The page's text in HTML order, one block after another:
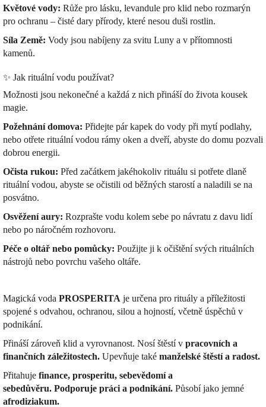
Květové vody: Růže pro lásku, levandule pro klid nebo rozmarýn
pro ochranu – čisté dary přírody, které nesou duši rostlin.
Síla Země: Vody jsou nabíjeny za svitu Luny a v přítomnosti
kamenů.
✨ Jak rituální vodu používat?
Možnosti jsou nekonečné a každá z nich přináší do života kousek
magie.
Požehnání domova: Přidejte pár kapek do vody při mytí podlahy,
nebo otřete rituální vodou rámy oken a dveří, abyste do domu pozvali
dobrou energii.
Očista rukou: Před začátkem jakéhokoliv rituálu si potřete dlaně
rituální vodou, abyste se očistili od běžných starostí a naladili se na
posvátno.
Osvěžení aury: Rozprašte vodu kolem sebe po návratu z davu lidí
nebo po náročném rozhovoru.
Péče o oltář nebo pomůcky: Použijte ji k očištění svých rituálních
nástrojů nebo povrchu vašeho oltáře.
Magická voda PROSPERITA je určena pro rituály a příležitosti
spojené s odvahou, ochranou, silou a hojností, včetně úspěchů v
podnikání.
Přináší zároveň klid a vyrovnanost. Nosíštěstí v pracovních a
finančních záležitostech. Upevňuje také manželské štěstí a radost.
Přitahuje finance, prosperitu, sebevědomí a
sebedůvěru. Podporuje práci a podnikání. Působí jako jemné
afrodiziakum.